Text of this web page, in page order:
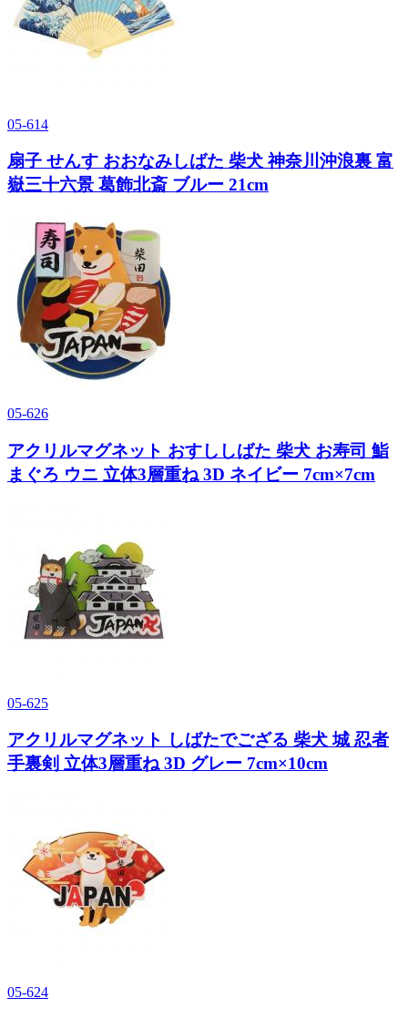
05-614
扇子 せんす おおなみしばた 柴犬 神奈川沖浪裏 富
嶽三十六景 葛飾北斎 ブルー 21cm
05-626
アクリルマグネット おすししばた 柴犬 お寿司 鮨
まぐろ ウニ 立体3層重ね 3D ネイビー 7cm×7cm
05-625
アクリルマグネット しばたでござる 柴犬 城 忍者
手裏剣 立体3層重ね 3D グレー 7cm×10cm
05-624